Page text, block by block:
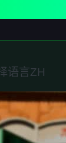
语言ZH